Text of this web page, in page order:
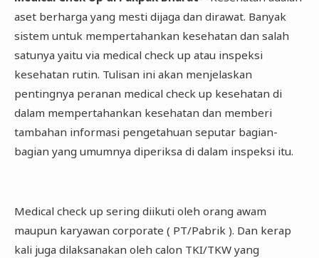
aset berharga yang mesti dijaga dan dirawat. Banyak
sistem untuk mempertahankan kesehatan dan salah
satunya yaitu via medical check up atau inspeksi
kesehatan rutin. Tulisan ini akan menjelaskan
pentingnya peranan medical check up kesehatan di
dalam mempertahankan kesehatan dan memberi
tambahan informasi pengetahuan seputar bagian-
bagian yang umumnya diperiksa di dalam inspeksi itu.
Medical check up sering diikuti oleh orang awam
maupun karyawan corporate ( PT/Pabrik ). Dan kerap
kali juga dilaksanakan oleh calon TKI/TKW yang